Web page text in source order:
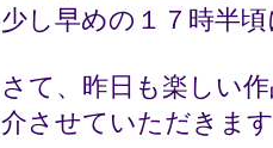
少し早めの１７時半
さて、昨日も楽しい
介させていただきま